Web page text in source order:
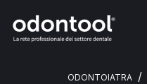
ODONTOIATRA /